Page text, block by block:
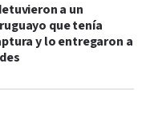
a un
que tenía
y lo entregaron a